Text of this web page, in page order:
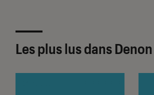
Les plus lus dans Denon